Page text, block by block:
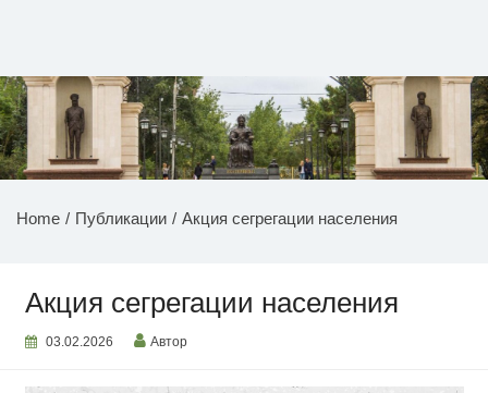
НОВОСТИ ПРИДНЕСТРОВЬЯ
Home Публикации Акция сегрегации населения
Акция сегрегации населения
03.02.2026 Автор